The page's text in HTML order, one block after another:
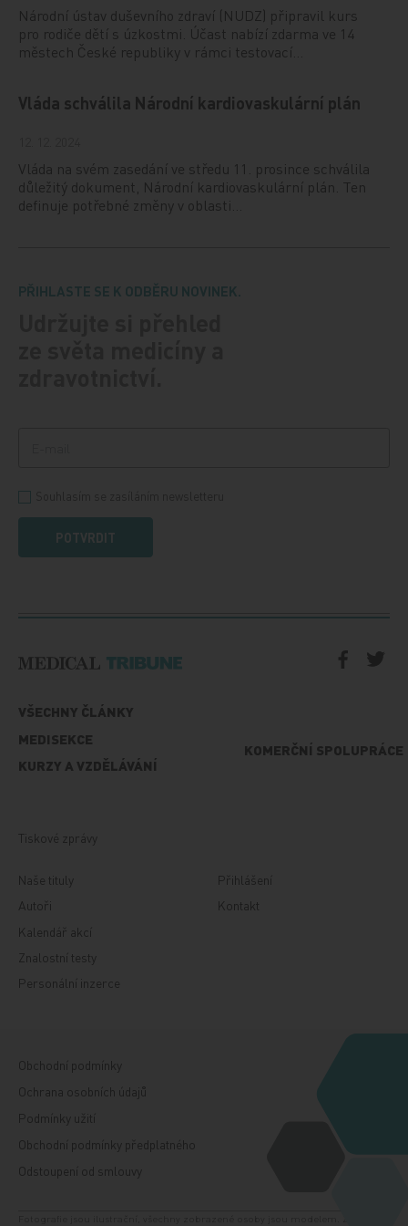
Národní ústav duševního zdraví (NUDZ) připravil kurs
pro rodiče dětí s úzkostmi. Účast nabízí zdarma ve 14
městech České republiky v rámci testovací…
Vláda schválila Národní kardiovaskulární plán
Vláda na svém zasedání ve středu 11. prosince schválila
důležitý dokument, Národní kardiovaskulární plán. Ten
definuje potřebné změny v oblasti…
PŘIHLASTE SE K ODBĚRU NOVINEK.
POTVRDIT
VŠECHNY ČLÁNKY
MEDISEKCE
KURZY A VZDĚLÁVÁNÍ
KOMERČNÍ SPOLUPRÁCE
Tiskové zprávy
Naše tituly
Autoři
Kalendář akcí
Znalostní testy
Personální inzerce
Přihlášení
Kontakt
Obchodní podmínky
Ochrana osobních údajů
Podmínky užití
Obchodní podmínky předplatného
Odstoupení od smlouvy